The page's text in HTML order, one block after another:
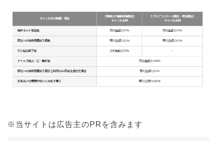
※当サイトは広告主のPRを含みます